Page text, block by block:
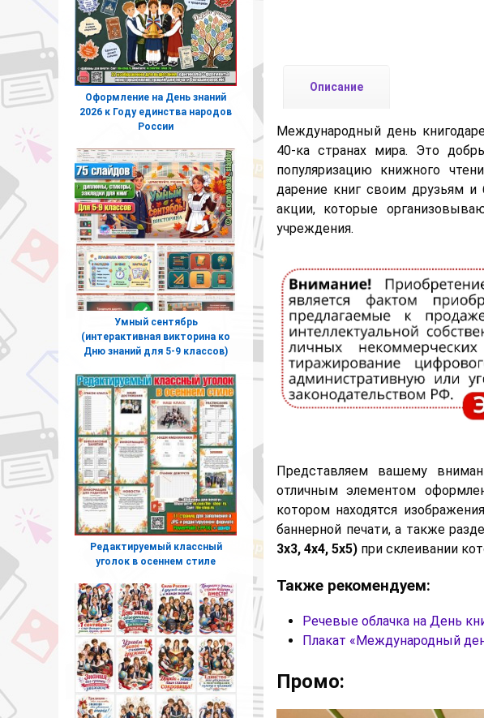
Описание
Международный день
40-ка странах мира. Это
популяризацию книжного
дарение книг своим друзьям и
акции, которые
учреждения.
Представляем вашему
отличным элементом
котором находятся
баннерной печати, а также
3х3, 4х4, 5х5) при склеивании
Также рекомендуем:
Речевые облачка на День
Плакат «Международный
Промо:
Оформление на День знаний
2026 к Году единства народов
России
Умный сентябрь
(интерактивная викторина ко
Дню знаний для 5-9 классов)
Редактируемый классный
уголок в осеннем стиле